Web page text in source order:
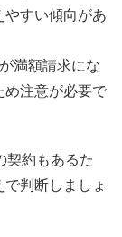
やすい傾向があ
満額請求にな
め注意が必要で
契約もあるた
判断しましょ